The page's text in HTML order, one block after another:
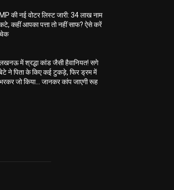
MP की नई वोटर लिस्ट जारी: 34 लाख नाम
कहीं आपका पत्ता तो नहीं साफ? ऐसे करें
में श्रद्धा कांड जैसी हैवानियत! सगे
ने पिता के किए कई टुकड़े, फिर ड्रम में
जो किया… जानकर कांप जाएगी रूह